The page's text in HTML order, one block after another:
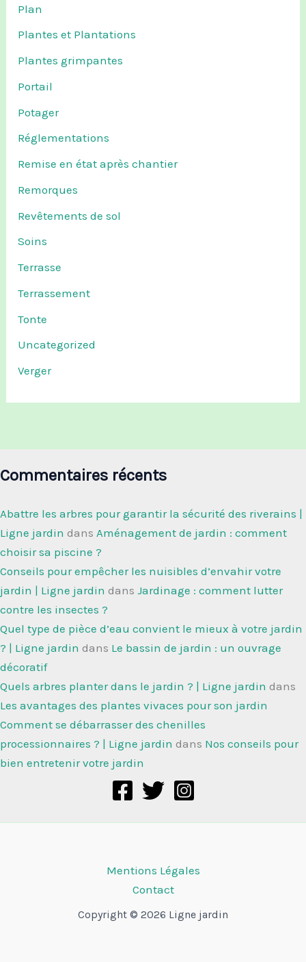
Plan
Plantes et Plantations
Plantes grimpantes
Portail
Potager
Réglementations
Remise en état après chantier
Remorques
Revêtements de sol
Soins
Terrasse
Terrassement
Tonte
Uncategorized
Verger
Commentaires récents
Abattre les arbres pour garantir la sécurité des riverains |
Ligne jardin dans Aménagement de jardin : comment
choisir sa piscine ?
Conseils pour empêcher les nuisibles d’envahir votre
jardin | Ligne jardin dans Jardinage : comment lutter
contre les insectes ?
Quel type de pièce d’eau convient le mieux à votre jardin
? | Ligne jardin dans Le bassin de jardin : un ouvrage
décoratif
Quels arbres planter dans le jardin ? | Ligne jardin dans
Les avantages des plantes vivaces pour son jardin
Comment se débarrasser des chenilles
processionnaires ? | Ligne jardin dans Nos conseils pour
bien entretenir votre jardin
Mentions Légales
Contact
Copyright © 2026 Ligne jardin